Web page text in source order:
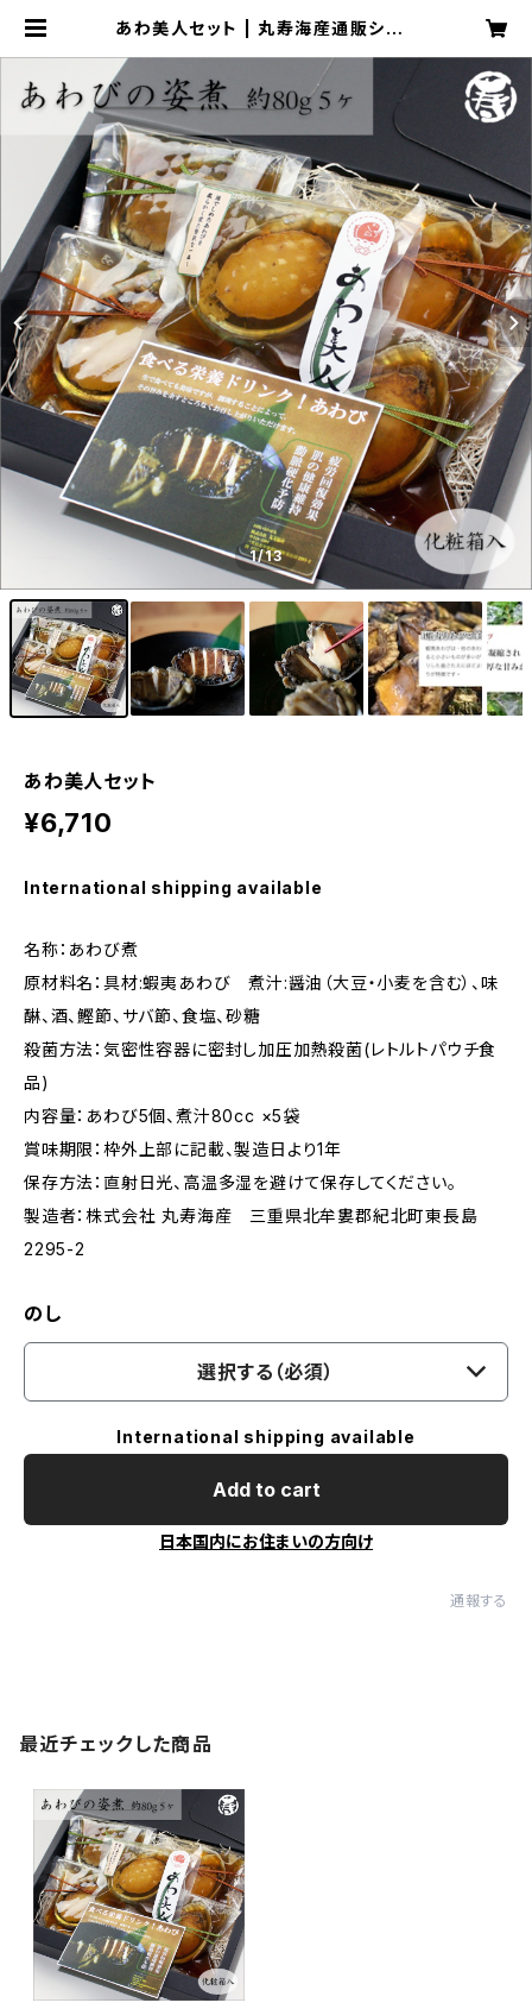
あわ美人セット | 丸寿海産通販ショッ
1/13
あわ美人セット
¥6,710
International shipping available
名称：あわび煮
原材料名：具材:蝦夷あわび 煮汁:醤油（大豆・小麦を含む）、味
醂、酒、鰹節、サバ節、食塩、砂糖
殺菌方法：気密性容器に密封し加圧加熱殺菌(レトルトパウチ食
品)
内容量：あわび5個、煮汁80cc ×5袋
賞味期限：枠外上部に記載、製造日より1年
保存方法：直射日光、高温多湿を避けて保存してください。
製造者：株式会社 丸寿海産 三重県北牟婁郡紀北町東長島
2295-2
のし
選択する（必須）
International shipping available
Add to cart
日本国内にお住まいの方向け
通報する
最近チェックした商品